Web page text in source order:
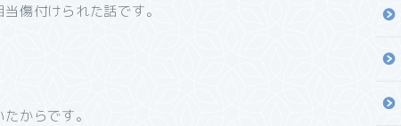
傷付けられた話です。
からです。